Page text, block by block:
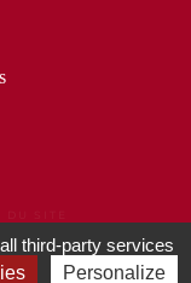
DE COOKIES
third-party services
Personalize